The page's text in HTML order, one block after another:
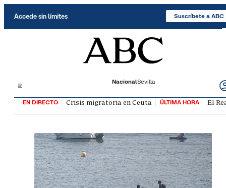
Accede sin límites Suscríbete a ABC
NacionalSevilla
EN DIRECTO Crisis migratoria en Ceuta ÚLTIMA HORA El